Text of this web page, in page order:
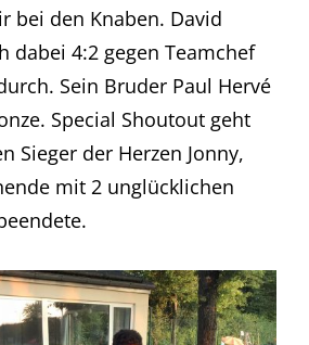
bei den Knaben. David
dabei 4:2 gegen Teamchef
Sein Bruder Paul Hervé
Special Shoutout geht
Sieger der Herzen Jonny,
mit 2 unglücklichen